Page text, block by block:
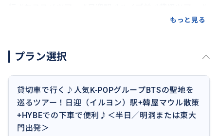
もっと見る
プラン選択
貸切車で行く♪人気K-POPグループBTSの聖地を
巡るツアー！日迎（イルヨン）駅+韓屋マウル散策
+HYBEでの下車で便利♪＜半日／明洞または東大
門出発＞